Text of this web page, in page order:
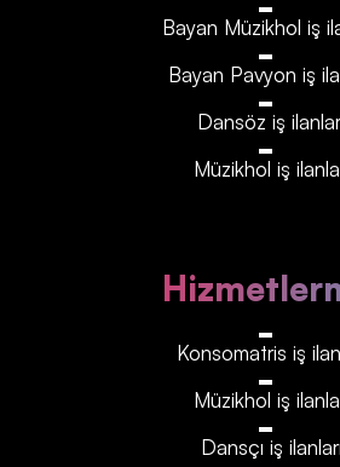
Bayan Müzikhol iş
Bayan Pavyon iş
Dansöz iş
Müzikhol iş
Konsomatris iş
Müzikhol iş
Dansçı iş ilanları